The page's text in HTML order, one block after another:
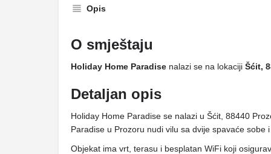
Opis
O smještaju
Holiday Home Paradise nalazi se na lokaciji Šćit,
Detaljan opis
Holiday Home Paradise se nalazi u Šćit, 88440
Paradise u Prozoru nudi vilu sa dvije spavaće sobe
Objekat ima vrt, terasu i besplatan WiFi koji